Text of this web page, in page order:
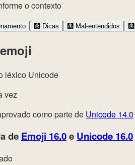
o contexto
🩻 Dicas 🩻 Mal-entendidos 🩻
léxico Unicode
vez
como parte de Unicode 14.0
de Emoji 16.0e Unicode 16.0